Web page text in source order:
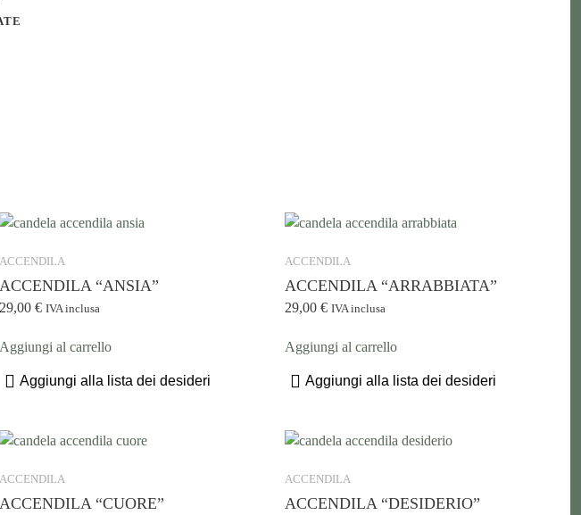
ACCENDILA
ACCENDILA “ANSIA”
29,00 € IVA inclusa
Aggiungi al carrello
Aggiungi alla lista dei desideri
ACCENDILA
ACCENDILA “ARRABBIATA”
29,00 € IVA inclusa
Aggiungi al carrello
Aggiungi alla lista dei desideri
ACCENDILA
ACCENDILA “CUORE”
ACCENDILA
ACCENDILA “DESIDERIO”